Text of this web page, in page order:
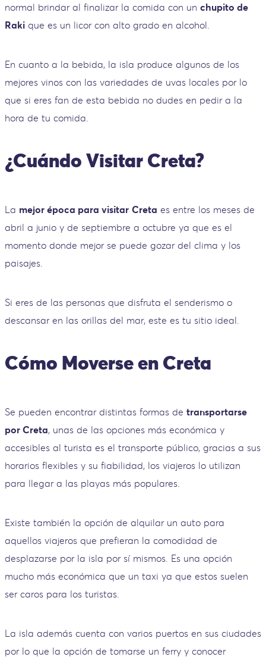
normal brindar al finalizar la comida con un chupito de
Raki que es un licor con alto grado en alcohol.
En cuanto a la bebida, la isla produce algunos de los
mejores vinos con las variedades de uvas locales por lo
que si eres fan de esta bebida no dudes en pedir a la
hora de tu comida.
¿Cuándo Visitar Creta?
La mejor época para visitar Creta es entre los meses de
abril a junio y de septiembre a octubre ya que es el
momento donde mejor se puede gozar del clima y los
paisajes.
Si eres de las personas que disfruta el senderismo o
descansar en las orillas del mar, este es tu sitio ideal.
Cómo Moverse en Creta
Se pueden encontrar distintas formas de transportarse
por Creta, unas de las opciones más económica y
accesibles al turista es el transporte público, gracias a sus
horarios flexibles y su fiabilidad, los viajeros lo utilizan
para llegar a las playas más populares.
Existe también la opción de alquilar un auto para
aquellos viajeros que prefieran la comodidad de
desplazarse por la isla por sí mismos. Es una opción
mucho más económica que un taxi ya que estos suelen
ser caros para los turistas.
La isla además cuenta con varios puertos en sus ciudades
por lo que la opción de tomarse un ferry y conocer